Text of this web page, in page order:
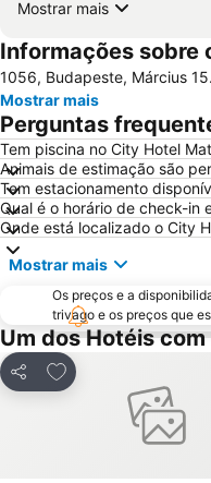
Mostrar mais
Informações sobre
1056, Budapeste, Március
Mostrar mais
Perguntas
Tem piscina no City Hotel
Animais de estimação são
Tem estacionamento
Qual é o horário de check-in
Onde está localizado o City
Mostrar mais
Os preços e a
trivago e os preços que
Um dos Hotéis
Partilhar
Adicionar aos